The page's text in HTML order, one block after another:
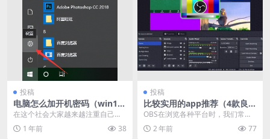
投稿
电脑怎么加开机密码（win10
电脑密码设置教程）
在这个社会大家越来越注重自己的
隐私，但是很多人就偏偏喜欢看别
人的隐私。为了防止这...
1 年前 38
投稿
比较实用的app推荐（4款良心
无广的软件分享）
OBS在浏览各种平台时，我们常常
被那些清晰且色彩生动的短视频所
吸引，你可能不知道...
2 年前 77